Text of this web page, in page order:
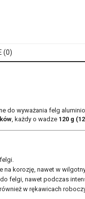
(0)
do wyważania felg
, każdy o wadze 120 g
na korozję, nawet w
felgi, nawet podczas
w rękawicach